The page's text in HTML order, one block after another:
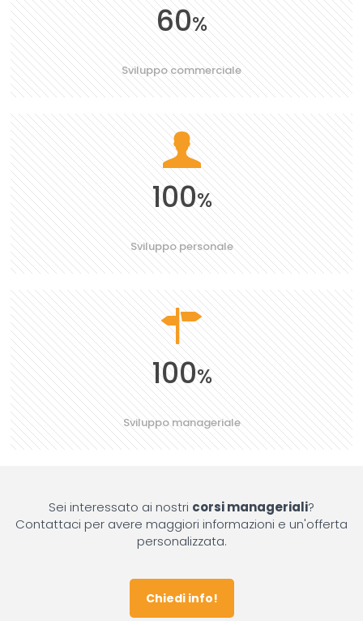
60%
Sviluppo commerciale
100%
Sviluppo personale
100%
Sviluppo manageriale
Sei interessato ai nostri corsi manageriali?
Contattaci per avere maggiori informazioni e un'offerta
personalizzata.
Chiedi info!